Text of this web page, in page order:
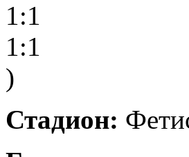
1:1
1:1
)
Стадион: